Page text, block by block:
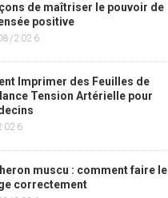
de maîtriser le pouvoir de
positive
2026
Imprimer des Feuilles de
Tension Artérielle pour
muscu : comment faire le
correctement